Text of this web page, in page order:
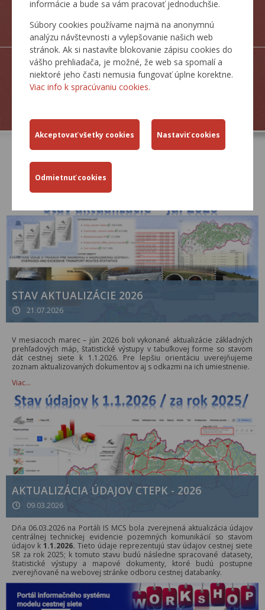
informácie a bude sa vám pracovať jednoduchšie.
Súbory cookies používame najmä na anonymnú
analýzu návštevnosti a vylepšovanie našich web
stránok. Ak si nastavíte blokovanie zápisu cookies do
vášho prehliadača, je možné, že web sa spomalí a
niektoré jeho časti nemusia fungovať úplne korektne.
Viac info k spracúvaniu cookies.
MAPY CESTNEJ
SIETE SR
AKTUÁLNE
STAV AKTUALIZÁCIE 2026
21.07.2026
V mesiacoch marec – jún 2026 boli vykonané aktualizácie základných
prehľadových máp, štatistické výstupy v tabuľkovej forme so stavom
dát cestnej siete k 1.1.2026. Pre lepšiu orientáciu uverejňujeme
zoznam aktualizovaných dokumentov aj s odkazmi na ich umiestnenie.
Viac…
AKTUALIZÁCIA ÚDAJOV CTEPK - 2026
09.03.2026
Dňa 06.03.2026 na Portáli IS MCS bola zverejnená aktualizácia údajov
centrálnej technickej evidencie pozemných komunikácií so stavom
údajov k 1.1.2026. Tieto údaje reprezentujú stav údajov cestnej siete
SR za rok 2025; k tomuto stavu budú následne spracované datasety,
štatistické výstupy a mapové dokumenty, ktoré budú postupne
zverejňované na webovej stránke odboru cestnej databanky.